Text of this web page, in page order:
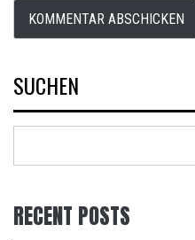
SUCHEN
RECENT POSTS